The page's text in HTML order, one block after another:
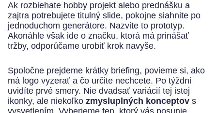
Ak rozbiehate hobby projekt alebo prednášku a
zajtra potrebujete titulný slide, pokojne siahnite po
jednoduchom generátore. Nazvite to prototyp.
Akonáhle však ide o značku, ktorá má prinášať
tržby, odporúčame urobiť krok navyše.
Spoločne prejdeme krátky briefing, povieme si, ako
má logo vyzerať a čo určite nechcete. Po týždni
uvidíte prvé smery. Nie dvadsať variácií tej istej
ikonky, ale niekoľko zmysluplných konceptovs
vysvetlením. Vyberieme ten, ktorý vás posunie